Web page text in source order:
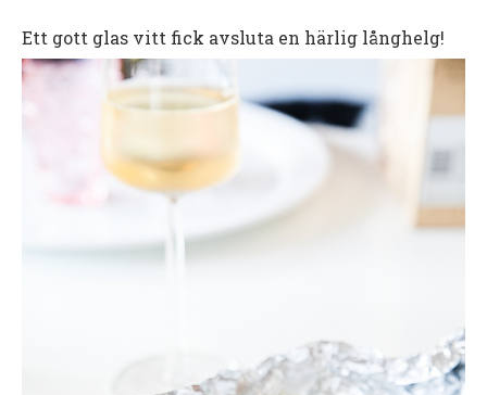
Ett gott glas vitt fick avsluta en härlig långhelg!